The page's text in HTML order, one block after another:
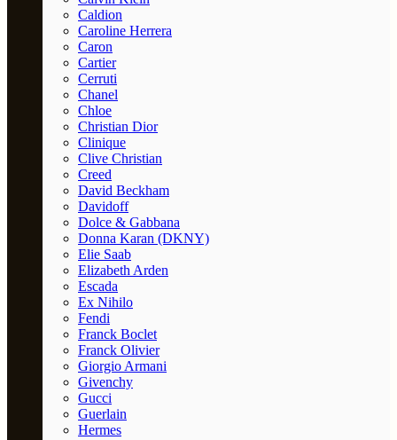
Caldion
Caroline Herrera
Caron
Cartier
Cerruti
Chanel
Chloe
Christian Dior
Clinique
Clive Christian
Creed
David Beckham
Davidoff
Dolce & Gabbana
Donna Karan (DKNY)
Elie Saab
Elizabeth Arden
Escada
Ex Nihilo
Fendi
Franck Boclet
Franck Olivier
Giorgio Armani
Givenchy
Gucci
Guerlain
Hermes